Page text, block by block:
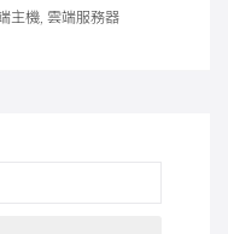
主機, 雲端服務器